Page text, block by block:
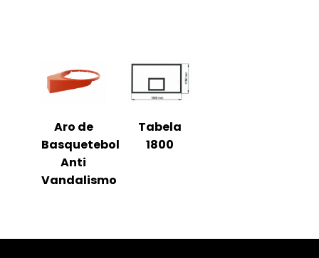
Aro de
Basquetebol
Anti
Vandalismo
Tabela
1800